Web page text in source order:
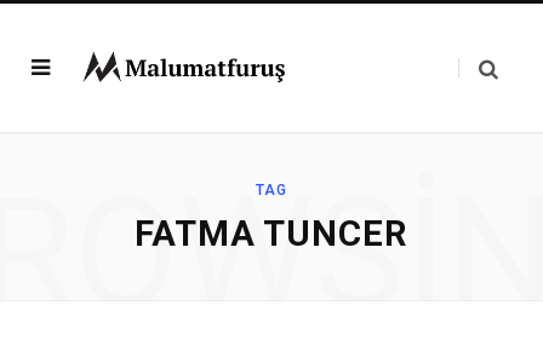
TAG
FATMA TUNCER